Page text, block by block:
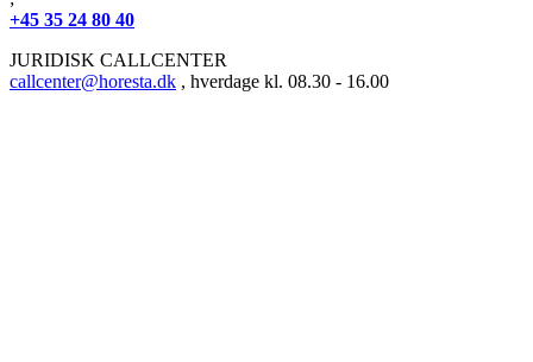
+45 35 24 80 40
JURIDISK CALLCENTER
callcenter@horesta.dk , hverdage kl. 08.30 - 16.00